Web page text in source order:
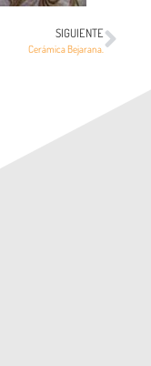
SIGUIENTE
Cerámica Bejarana.